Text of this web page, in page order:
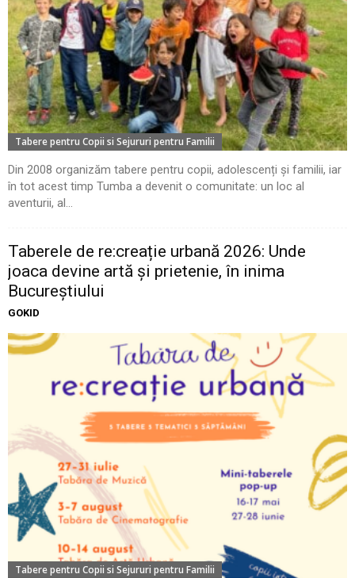
Tabere pentru Copii si Sejururi pentru Familii
Din 2008 organizăm tabere pentru copii, adolescenți și familii, iar
în tot acest timp Tumba a devenit o comunitate: un loc al
aventurii, al...
Taberele de re:creație urbană 2026: Unde
joaca devine artă și prietenie, în inima
Bucureștiului
GOKID
Tabere pentru Copii si Sejururi pentru Familii